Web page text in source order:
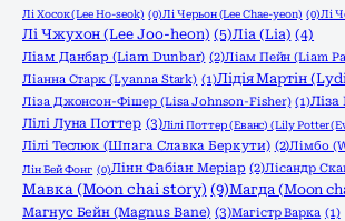
Лі Хосок (Lee Ho-seok) (0)Лі Черьон (Lee Chae-yeon) (0)Лі
Лі Чжухон (Lee Joo-heon) (5)Ліа (Lia) (4)
Ліам Данбар (Liam Dunbar) (2)Ліам Пейн (Liam
Ліанна Старк (Lyanna Stark) (1)Лідія Мартін
Ліза Джонсон-Фішер (Lisa Johnson-Fisher) (1)Ліза
Лілі Луна Поттер (3)Лілі Поттер (Еванс) (Lily Potter
Лілі Теслюк (Шпага Славка Беркути) (2)Лімбо
Лін Бей Фонг (0)Лінн Фабіан Меріар (2)Лісандр
Мавка (Moon chai story) (9)Магда (Moon
Магнус Бейн (Magnus Bane) (3)Магістр Варка (1)